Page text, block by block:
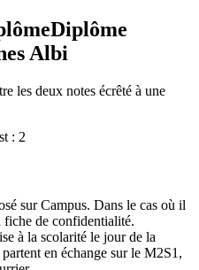
Diplôme
Albi
les deux notes écrêté à une
: 2
sur Campus. Dans le cas où il
fiche de confidentialité.
à la scolarité le jour de la
en échange sur le M2S1,